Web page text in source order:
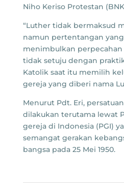
Niho Keriso Protestan
“Luther tidak bermaksud
namun pertentangan
menimbulkan perpecahan
tidak setuju dengan
Katolik saat itu memilih
gereja yang diberi nama
Menurut Pdt. Eri,
dilakukan terutama lewat
gereja di Indonesia (PGI)
semangat gerakan
bangsa pada 25 Mei 1950.